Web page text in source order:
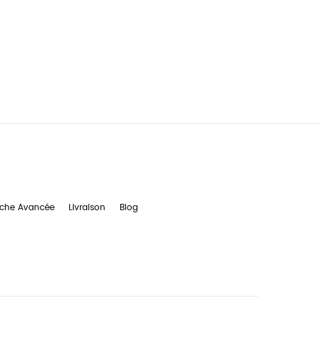
Avancée Livraison Blog